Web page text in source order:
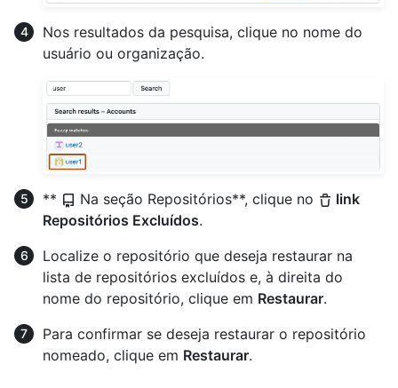
Nos resultados da pesquisa, clique no nome do
usuário ou organização.
** Na seção Repositórios**, clique no
link
Repositórios Excluídos.
Localize o repositório que deseja restaurar na
lista de repositórios excluídos e, à direita do
nome do repositório, clique em Restaurar.
Para confirmar se deseja restaurar o repositório
nomeado, clique em Restaurar.